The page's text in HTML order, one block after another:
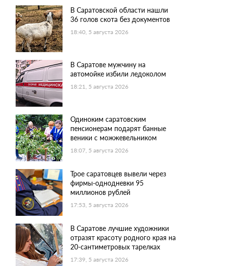
В Саратовской области нашли
36 голов скота без документов
18:40, 5 августа 2026
В Саратове мужчину на
автомойке избили ледоколом
18:21, 5 августа 2026
Одиноким саратовским
пенсионерам подарят банные
веники с можжевельником
18:07, 5 августа 2026
Трое саратовцев вывели через
фирмы-однодневки 95
миллионов рублей
17:53, 5 августа 2026
В Саратове лучшие художники
отразят красоту родного края на
20-сантиметровых тарелках
17:39, 5 августа 2026